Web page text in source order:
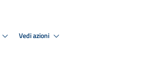
Vedi azioni